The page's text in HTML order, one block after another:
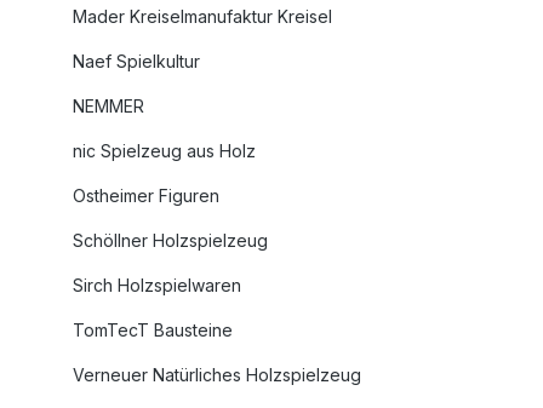
Mader Kreiselmanufaktur Kreisel
Naef Spielkultur
NEMMER
nic Spielzeug aus Holz
Ostheimer Figuren
Schöllner Holzspielzeug
Sirch Holzspielwaren
TomTecT Bausteine
Verneuer Natürliches Holzspielzeug